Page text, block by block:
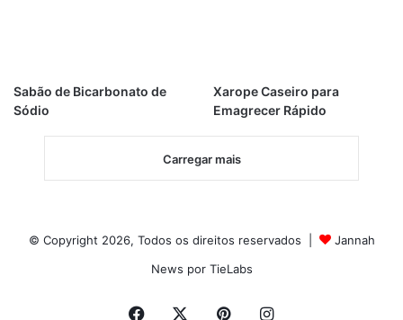
Sabão de Bicarbonato de
Sódio
Xarope Caseiro para
Emagrecer Rápido
Carregar mais
© Copyright 2026, Todos os direitos reservados |
Jannah
News por TieLabs
Facebook PinterestInstagram